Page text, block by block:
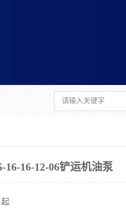
16-12-06铲运机油泵